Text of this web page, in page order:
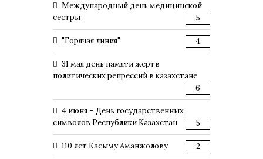
Международный день медицинской
сестры
5
"Горячая линия" 4
31 мая день памяти жертв
политических репрессий в казахстане
6
4 июня – День государственных
символов Республики Казахстан
5
110 лет Касыму Аманжолову 2